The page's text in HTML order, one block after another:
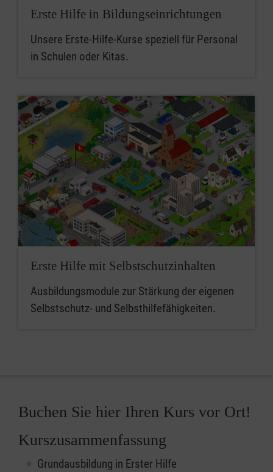
Erste Hilfe in Bildungseinrichtungen
Unsere Erste-Hilfe-Kurse speziell für Personal
in Schulen oder Kitas.
Erste Hilfe mit Selbstschutzinhalten
Ausbildungsmodule zur Stärkung der eigenen
Selbstschutz- und Selbsthilfefähigkeiten.
Buchen Sie hier Ihren Kurs vor Ort!
Kurszusammenfassung
Grundausbildung in Erster Hilfe